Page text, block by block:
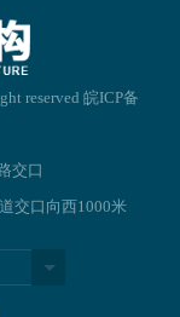
reserved 皖ICP备
交口
交口向西1000米